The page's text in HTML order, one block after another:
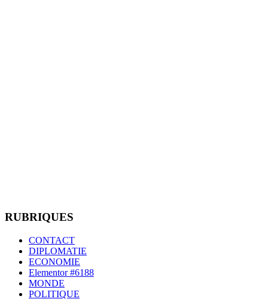
RUBRIQUES
CONTACT
DIPLOMATIE
ECONOMIE
Elementor #6188
MONDE
POLITIQUE